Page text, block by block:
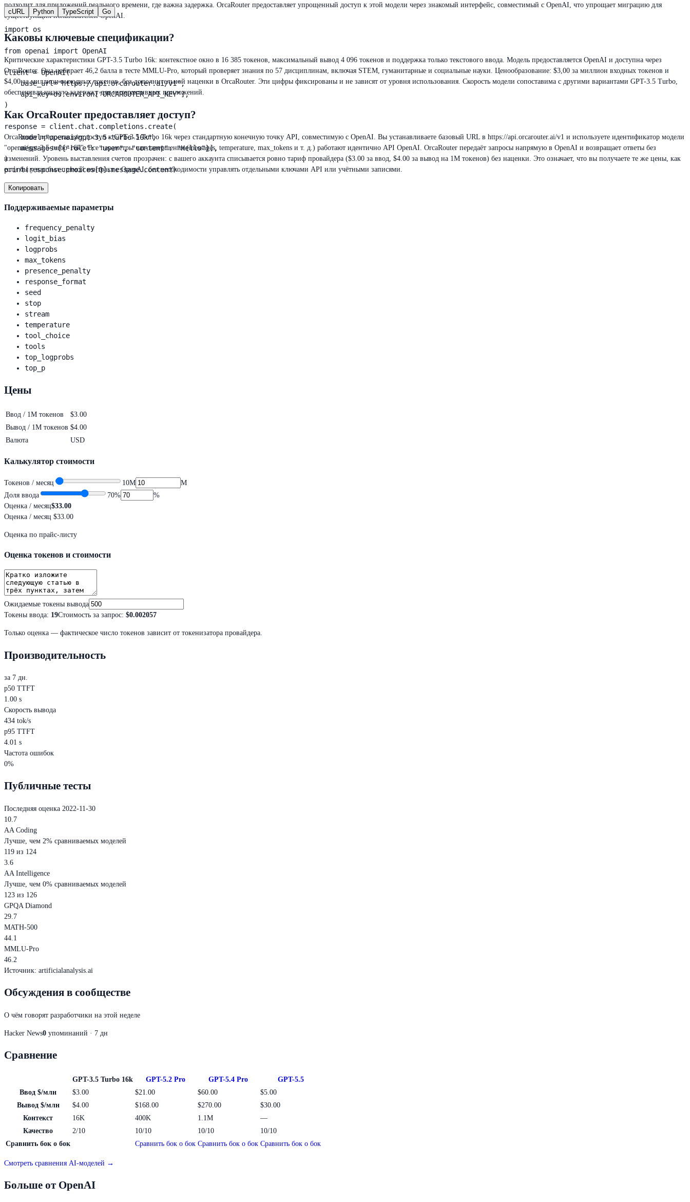
подходит для приложений реального времени, где важна задержка. OrcaRouter предоставляет упрощенный доступ к этой модели через знакомый интерфейс, совместимый с OpenAI, что упрощает миграцию для
существующих пользователей OpenAI.
Каковы ключевые спецификации?
Критические характеристики GPT-3.5 Turbo 16k: контекстное окно в 16 385 токенов, максимальный вывод 4 096 токенов и поддержка только текстового ввода. Модель предоставляется OpenAI и доступна через
OrcaRouter. Она набирает 46,2 балла в тесте MMLU‑Pro, который проверяет знания по 57 дисциплинам, включая STEM, гуманитарные и социальные науки. Ценообразование: $3,00 за миллион входных токенов и
$4,00 за миллион выходных токенов, без дополнительной наценки в OrcaRouter. Эти цифры фиксированы и не зависят от уровня использования. Скорость модели сопоставима с другими вариантами GPT-3.5 Turbo,
обеспечивая низкую задержку для интерактивных приложений.
Как OrcaRouter предоставляет доступ?
OrcaRouter предоставляет доступ к GPT-3.5 Turbo 16k через стандартную конечную точку API, совместимую с OpenAI. Вы устанавливаете базовый URL в https://api.orcarouter.ai/v1 и используете идентификатор модели
"openai/gpt-3.5-turbo-16k". Все параметры чат-завершения (messages, temperature, max_tokens и т. д.) работают идентично API OpenAI. OrcaRouter передаёт запросы напрямую в OpenAI и возвращает ответы без
изменений. Уровень выставления счетов прозрачен: с вашего аккаунта списывается ровно тариф провайдера ($3.00 за ввод, $4.00 за вывод на 1M токенов) без наценки. Это означает, что вы получаете те же цены, как
если бы у вас был прямой контракт с OpenAI, без необходимости управлять отдельными ключами API или учётными записями.
cURL Python TypeScript Go
import os
from openai import OpenAI
client = OpenAI(
    base_url="https://api.orcarouter.ai/v1",
    api_key=os.environ["ORCAROUTER_API_KEY"],
)
response = client.chat.completions.create(
    model="openai/gpt-3.5-turbo-16k",
    messages=[{"role": "user", "content": "Hello"}],
)
print(response.choices[0].message.content)
Копировать
Поддерживаемые параметры
frequency_penalty
logit_bias
logprobs
max_tokens
presence_penalty
response_format
seed
stop
stream
temperature
tool_choice
tools
top_logprobs
top_p
Цены
Ввод / 1M токенов
$3.00
Вывод / 1M токенов $4.00
Валюта
USD
Калькулятор стоимости
Токенов / месяц 10M
M
Доля ввода
70%
%
Оценка / месяц$33.00
Оценка / месяц $33.00
Оценка по прайс-листу
Оценка токенов и стоимости
Ожидаемые токены вывода
Токены ввода: 19Стоимость за запрос: $0.002057
Только оценка — фактическое число токенов зависит от токенизатора провайдера.
Производительность
за 7 дн.
p50 TTFT
1.00 s
Скорость вывода
434 tok/s
p95 TTFT
4.01 s
Частота ошибок
0%
Публичные тесты
Последняя оценка 2022-11-30
10.7
AA Coding
Лучше, чем 2% сравниваемых моделей
119 из 124
3.6
AA Intelligence
Лучше, чем 0% сравниваемых моделей
123 из 126
GPQA Diamond
29.7
MATH-500
44.1
MMLU-Pro
46.2
Источник: artificialanalysis.ai
Обсуждения в сообществе
О чём говорят разработчики на этой неделе
Hacker News0 упоминаний · 7 дн
Сравнение
GPT-3.5 Turbo 16k GPT-5.2 Pro GPT-5.4 Pro
GPT-5.5
Ввод $/млн
$3.00 $21.00 $60.00
$5.00
Вывод $/млн
$4.00 $168.00 $270.00
$30.00
Контекст
16K 400K 1.1M
—
Качество
2/10 10/10 10/10
10/10
Сравнить бок о бок
Сравнить бок о бок Сравнить бок о бок Сравнить бок о бок
Смотреть сравнения AI-моделей →
Больше от OpenAI